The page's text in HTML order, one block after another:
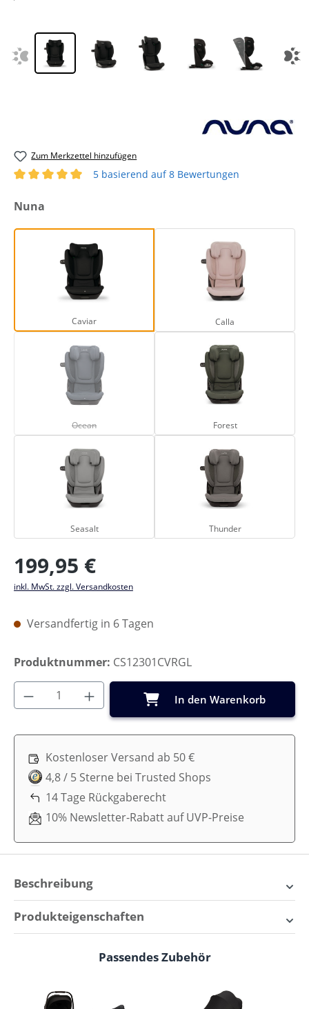
Zum Merkzettel hinzufügen
5 basierend auf 8 Bewertungen
auswählen
Nuna
Caviar
Caviar
Calla
Calla
Ocean
Ocean
(Diese Option ist zurzeit nicht verfügbar.)
Forest
Forest
Seasalt
Seasalt
Thunder
Thunder
Regulärer Preis:
199,95 €
inkl. MwSt. zzgl. Versandkosten
Versandfertig in 6 Tagen
Produktnummer: CS12301CVRGL
Produkt Anzahl: Gib den gewünschten
In den Warenkorb
Kostenloser Versand ab 50 €
4,8 / 5 Sterne bei Trusted Shops
14 Tage Rückgaberecht
10% Newsletter-Rabatt auf UVP-Preise
Beschreibung
Nuna AACE lx i-Size – Der
mitwachsende Kindersitz für
jedes Abenteuer
Es fühlt sich an, als würden unsere Kinder über Nacht
Produkteigenschaften
Fahrtrichtung:
Produktgalerie überspringen
Passendes Zubehör